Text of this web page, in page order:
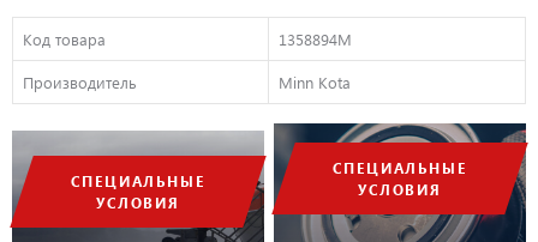
СПЕЦИАЛЬНЫЕ
УСЛОВИЯ
СПЕЦИАЛЬНЫЕ
УСЛОВИЯ
Код товара 1358894M
Производитель Minn Kota